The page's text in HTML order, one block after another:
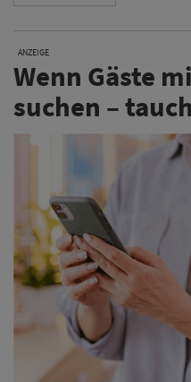
ANZEIGE
Wenn Gäste
suchen –